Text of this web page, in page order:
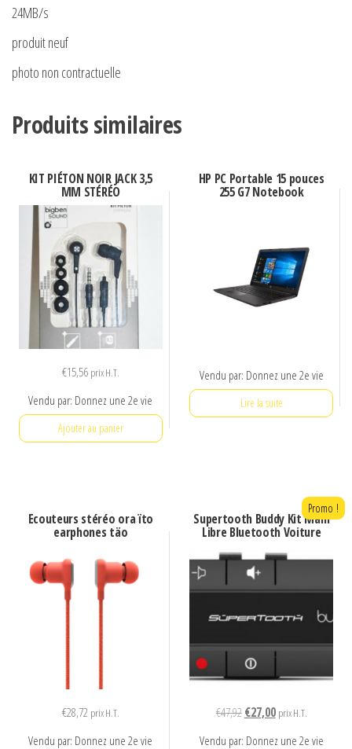
24MB/s
produit neuf
photo non contractuelle
Produits similaires
KIT PIÉTON NOIR JACK 3,5
MM STÉRÉO
€15,56 prix H.T.
Vendu par: Donnez une 2e vie
Ajouter au panier
HP PC Portable 15 pouces
255 G7 Notebook
Vendu par: Donnez une 2e vie
Lire la suite
Ecouteurs stéréo ora ïto
earphones täo
€28,72 prix H.T.
Vendu par: Donnez une 2e vie
Supertooth Buddy Kit Main
Libre Bluetooth Voiture
Promo !
€47,92 Le
€27,00Leprix H.T.
Vendu par: Donnez une 2e vie